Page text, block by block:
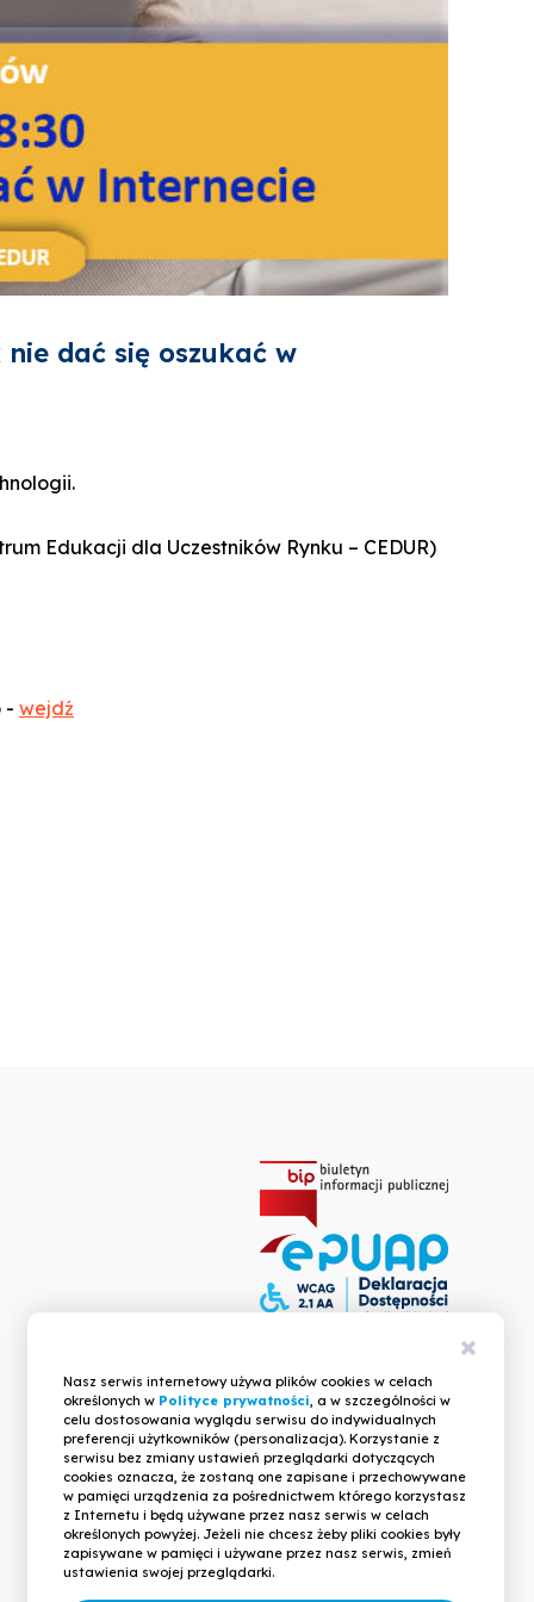
dać się oszukać w
Edukacji dla Uczestników Rynku – CEDUR)
- wejdź
Nasz serwis internetowy używa plików cookies w celach
określonych w Polityce prywatności, a w szczególności w
celu dostosowania wyglądu serwisu do indywidualnych
preferencji użytkowników (personalizacja). Korzystanie z
serwisu bez zmiany ustawień przeglądarki dotyczących
cookies oznacza, że zostaną one zapisane i przechowywane
w pamięci urządzenia za pośrednictwem którego korzystasz
z Internetu i będą używane przez nasz serwis w celach
określonych powyżej. Jeżeli nie chcesz żeby pliki cookies były
zapisywane w pamięci i używane przez nasz serwis, zmień
ustawienia swojej przeglądarki.